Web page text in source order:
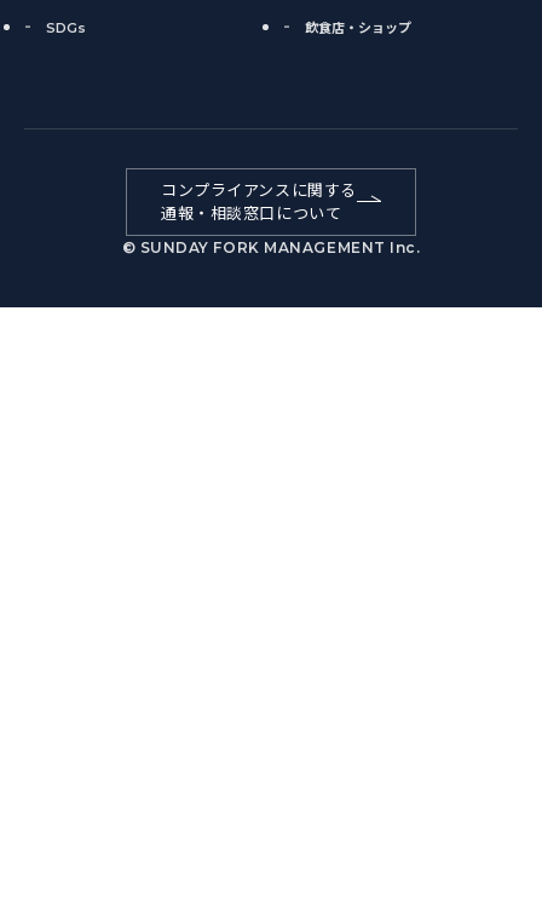
SDGs 飲食店・ショップ
コンプライアンスに関する
通報・相談窓口について
© SUNDAY FORK MANAGEMENT Inc.